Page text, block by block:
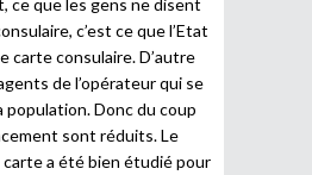
c’est ce que l’Etat
carte consulaire. D’autre
de l’opérateur qui se
population. Donc du coup
sont réduits. Le
a été bien étudié pour